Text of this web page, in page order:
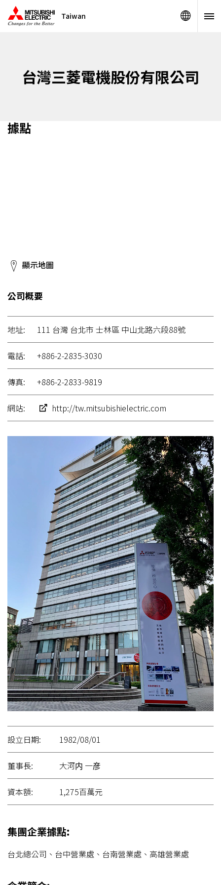
Taiwan
台灣三菱電機股份有限公司
據點
顯示地圖
公司概要
地址: 111 台灣 台北市 士林區 中山北路六段88號
電話: +886-2-2835-3030
傳真: +886-2-2833-9819
網站: http://tw.mitsubishielectric.com
設立日期: 1982/08/01
董事長: 大河内 一彦
資本額: 1,275百萬元
集團企業據點:
台北總公司、台中營業處、台南營業處、高雄營業處